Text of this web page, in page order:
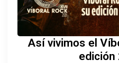
Así vivimos el
edición